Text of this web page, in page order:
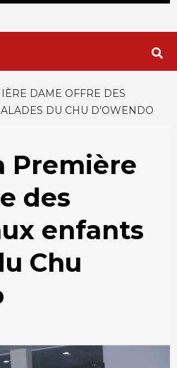
DAME OFFRE DES
DU CHU D’OWENDO
Première
des
enfants
Chu